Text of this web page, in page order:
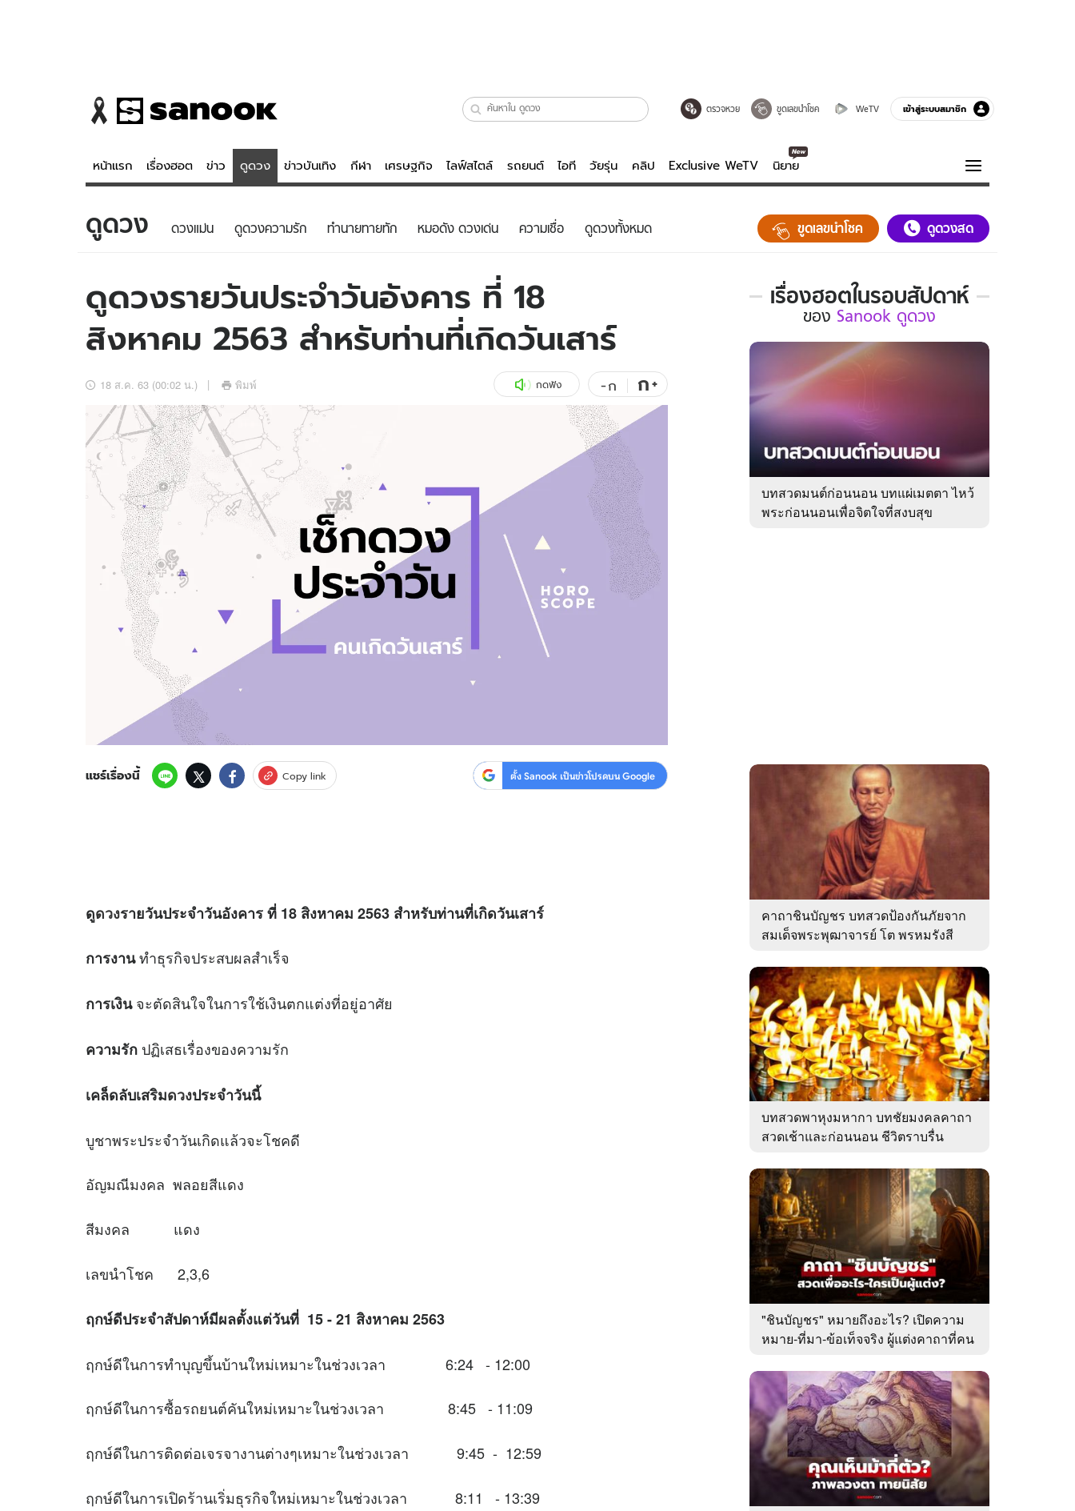
ตรวจหวย ขูดเลขนำโชค WeTV เข้าสู่ระบบสมาชิก
หน้าแรก เรื่องฮอต ข่าว ดูดวง ข่าวบันเทิง กีฬา เศรษฐกิจ ไลฟ์สไตล์ รถยนต์ ไอที วัยรุ่น คลิป Exclusive WeTV นิยาย
ข่าว
ข่าวบันเทิง
ข่าวกีฬา
อัปเดตจีน
เช็กข่าวชัวร์
ดูดวง - ตรวจหวย
สถิติหวยไทย
หวยลาว
ไลฟ์สไตล์
ผู้ชาย
วัยรุ่น
ไอที
รถยนต์
สุขภาพ
Sanook Choice
ดูทีวี
WeTV
ความรู้รอบตัว
ฮาวทู
ดาวน์โหลดสนุกแอปฟรี ติดตามสนุกโซเชียลได้ที่
สงวนลิขสิทธิ์ ©2569 บริษัท อิมเมจ ฟิวเจอร์ (ประเทศไทย) จำกัด
ดูดวง ดวงแม่น ดูดวงความรัก ทํานายทายทัก หมอดัง ดวงเด่น ความเชื่อ ดูดวงทั้งหมด ขูดเลขนำโชค ดูดวงสด
ดูดวงรายวันประจำวันอังคาร ที่ 18
สิงหาคม 2563 สำหรับท่านที่เกิดวันเสาร์
18 ส.ค. 63 (00:02 น.) พิมพ์ กดฟัง -ก ก+
แชร์เรื่องนี้ Copy link ตั้ง Sanook เป็นข่าวโปรดบน Google
ดูดวงรายวันประจำวันอังคาร ที่ 18 สิงหาคม 2563 สำหรับท่านที่เกิดวันเสาร์
การงานทำธุรกิจประสบผลสำเร็จ
การเงินจะตัดสินใจในการใช้เงินตกแต่งที่อยู่อาศัย
ความรัก ปฏิเสธเรื่องของความรัก
เคล็ดลับเสริมดวงประจำวันนี้
บูชาพระประจำวันเกิดแล้วจะโชคดี
อัญมณีมงคล พลอยสีแดง
สีมงคล แดง
เลขนำโชค 2,3,6
ฤกษ์ดีประจำสัปดาห์มีผลตั้งแต่วันที่ 15 - 21 สิงหาคม 2563
ฤกษ์ดีในการทำบุญขึ้นบ้านใหม่เหมาะในช่วงเวลา 6:24 - 12:00
ฤกษ์ดีในการซื้อรถยนต์คันใหม่เหมาะในช่วงเวลา 8:45 - 11:09
ฤกษ์ดีในการติดต่อเจรจางานต่างๆเหมาะในช่วงเวลา 9:45 - 12:59
ฤกษ์ดีในการเปิดร้านเริ่มธุรกิจใหม่เหมาะในช่วงเวลา 8:11 - 13:39
เรื่องฮอตในรอบสัปดาห์
เรื่อง
ใน
รอบ
ของ
Sanook
ดูด
ของ Sanook ดูดวง
บทสวดมนต์ก่อนนอน บทแผ่เมตตา ไหว้
พระก่อนนอนเพื่อจิตใจที่สงบสุข
คาถาชินบัญชร บทสวดป้องกันภัยจาก
สมเด็จพระพุฒาจารย์ โต พรหมรังสี
บทสวดพาหุงมหากา บทชัยมงคลคาถา
สวดเช้าและก่อนนอน ชีวิตราบรื่น
"ชินบัญชร" หมายถึงอะไร? เปิดความ
หมาย-ที่มา-ข้อเท็จจริง ผู้แต่งคาถาที่คน